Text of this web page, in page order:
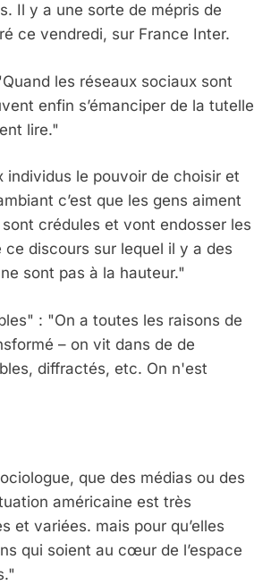
Il y a une sorte de mépris de
ce vendredi, sur France Inter.
les réseaux sociaux sont
enfin s’émanciper de la tutelle
lire."
individus le pouvoir de choisir et
c’est que les gens aiment
crédules et vont endosser les
discours sur lequel il y a des
sont pas à la hauteur."
: "On a toutes les raisons de
– on vit dans de de
diffractés, etc. On n'est
que des médias ou des
américaine est très
et variées. mais pour qu’elles
qui soient au cœur de l’espace